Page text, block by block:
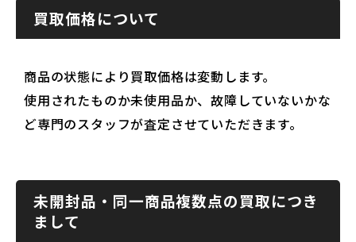
買取価格について
商品の状態により買取価格は変動します。
使用されたものか未使用品か、故障していないかな
ど専門のスタッフが査定させていただきます。
未開封品・同一商品複数点の買取につき
まして